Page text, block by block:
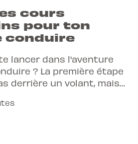
cours
pour ton
conduire
lancer dans l'aventure
? La première étape
derrière un volant, mais
secours.